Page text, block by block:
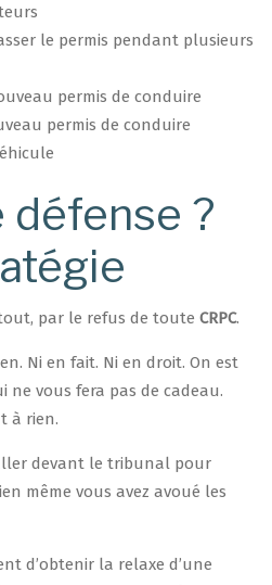
le permis pendant plusieurs
permis de conduire
permis de conduire
défense ?
par le refus de toute CRPC.
Ni en fait. Ni en droit. On est
ne vous fera pas de cadeau.
à rien.
devant le tribunal pour
même vous avez avoué les
d’obtenir la relaxe d’une